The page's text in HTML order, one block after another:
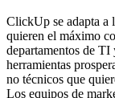
ClickUp se adapta a
quieren el máximo
departamentos de
herramientas
no técnicos que
Los equipos de